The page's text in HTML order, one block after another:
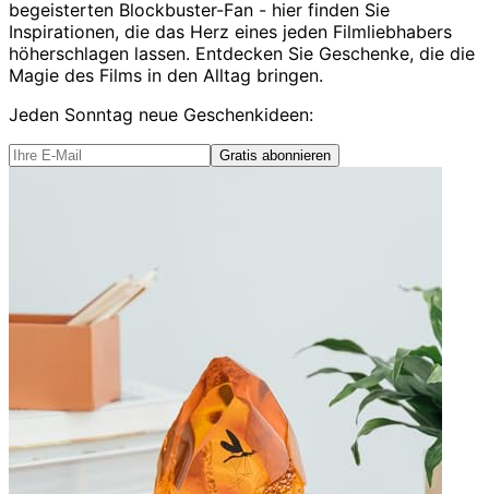
begeisterten Blockbuster-Fan - hier finden Sie
Inspirationen, die das Herz eines jeden Filmliebhabers
höherschlagen lassen. Entdecken Sie Geschenke, die die
Magie des Films in den Alltag bringen.
Jeden Sonntag neue Geschenkideen:
Gratis abonnieren